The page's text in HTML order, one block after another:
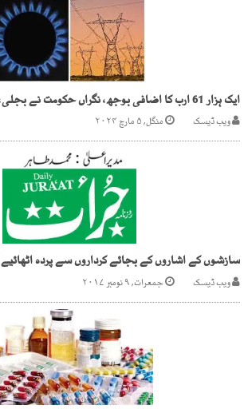
ویب ڈیسک منگل, ۵ مارچ ۲۰۲۴
سازشوں کے اشاروں کے بجائے کرداروں سے پردہ اٹھائیے
ویب ڈیسک جمعرات, ۹ نومبر ۲۰۱۷